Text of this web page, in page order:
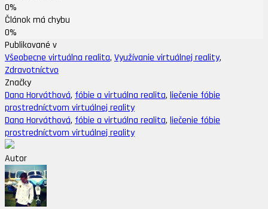
0%
Článok má chybu
0%
Publikované v
Všeobecne virtuálna realita, Využívanie virtuálnej reality,
Zdravotníctvo
Značky
Dana Horváthová, fóbie a virtuálna realita, liečenie fóbie
prostredníctvom virtuálnej reality
Dana Horváthová, fóbie a virtuálna realita, liečenie fóbie
prostredníctvom virtuálnej reality
Autor